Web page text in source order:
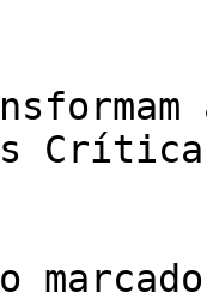
Críticas